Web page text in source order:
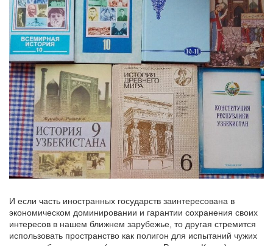
И если часть иностранных государств заинтересована в
экономическом доминировании и гарантии сохранения своих
интересов в нашем ближнем зарубежье, то другая стремится
использовать пространство как полигон для испытаний чужих